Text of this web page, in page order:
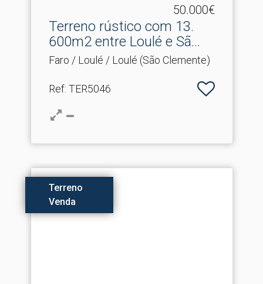
50.000€
Terreno rústico com 13.​
600m2 entre Loulé e Sã...
Faro / Loulé / Loulé (São Clemente)
Ref: TER5046
Terreno
Venda